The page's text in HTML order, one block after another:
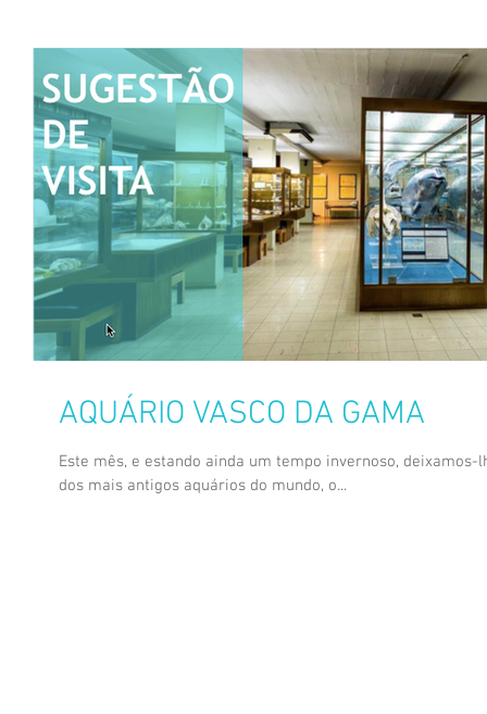
AQUÁRIO VASCO DA GAMA
Este mês, e estando ainda um tempo invernoso,
dos mais antigos aquários do mundo, o...